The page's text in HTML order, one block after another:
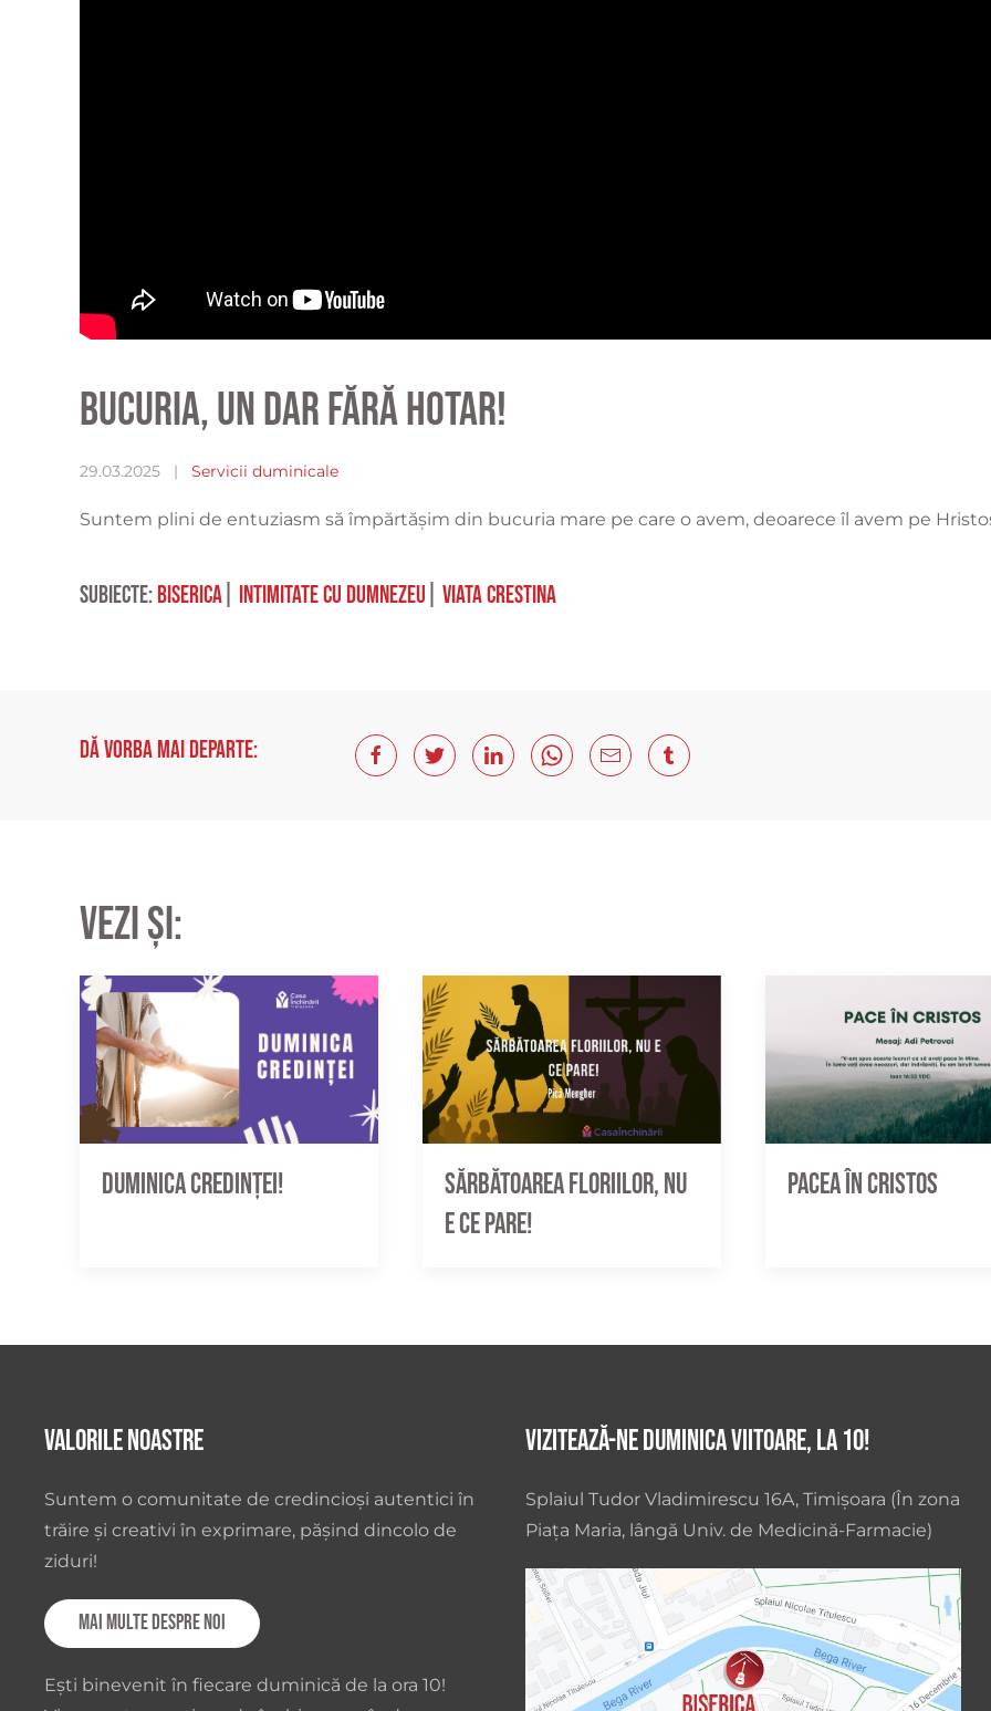
Bucuria, un dar fără hotar!
29.03.2025 | Servicii duminicale
Suntem plini de entuziasm să împărtășim din bucuria mare pe care o avem, deoarece îl avem pe
Subiecte:biserica intimitate cu Dumnezeu viata crestina
Dă vorba mai departe:
Vezi și:
Duminica credinței!
Sărbătoarea Floriilor, nu
e ce pare!
Pacea în Cristos
Valorile noastre
Suntem o comunitate de credincioși autentici în
trăire și creativi în exprimare, pășind dincolo de
ziduri!
Mai multe despre noi
Ești binevenit în fiecare duminică de la ora 10!
Vizitează-ne duminica viitoare, la 10!
Splaiul Tudor Vladimirescu 16A, Timișoara (În zona
Piața Maria, lângă Univ. de Medicină-Farmacie)